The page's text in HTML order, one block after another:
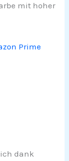
mit hoher
dank